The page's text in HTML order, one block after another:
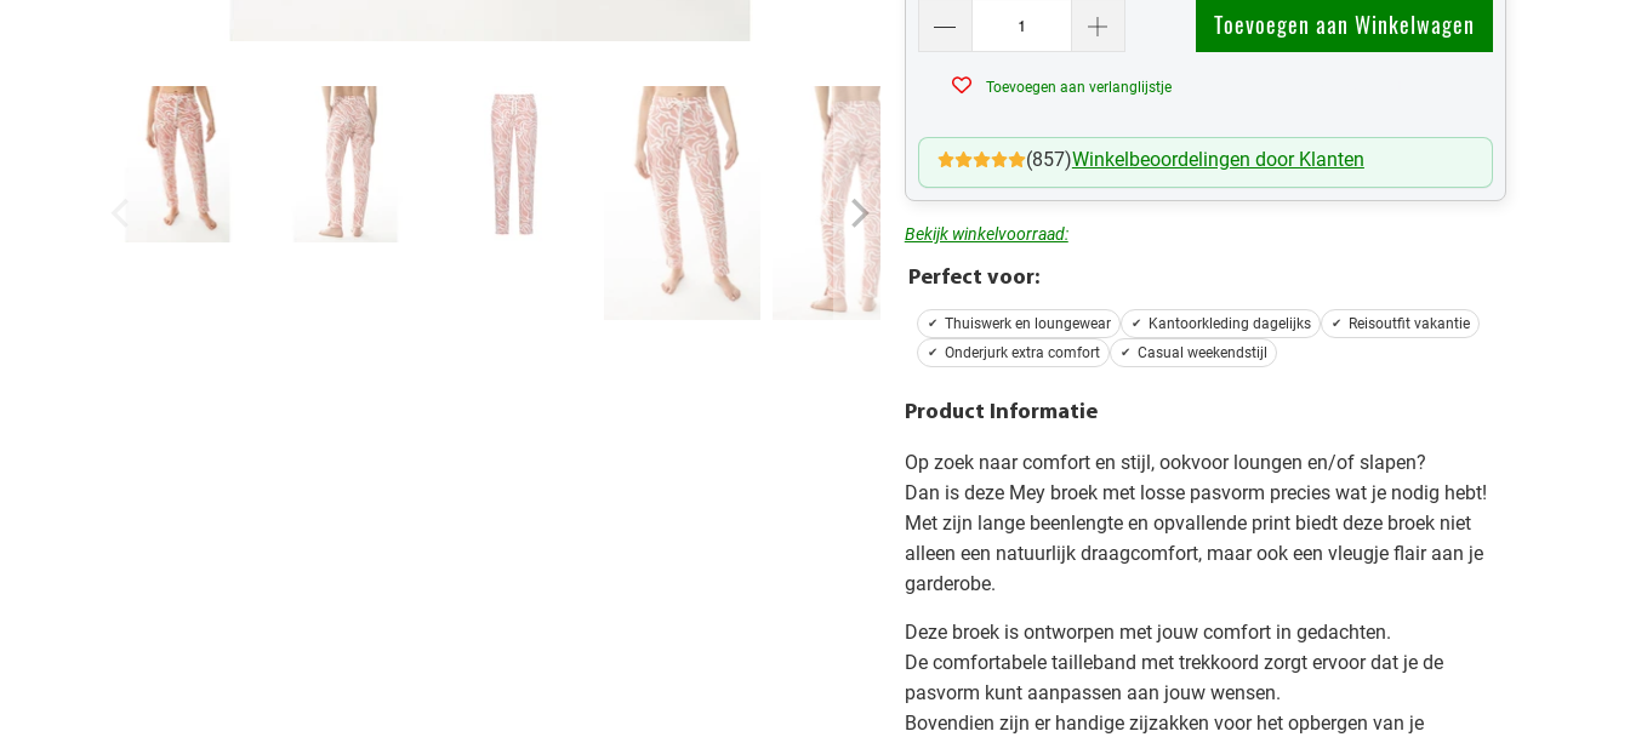
Toevoegen aan Winkelwagen
Toevoegen aan verlanglijstje
(857)Winkelbeoordelingen door Klanten
Bekijk winkelvoorraad:
Perfect voor:
Thuiswerk en loungewear Kantoorkleding dagelijks
Reisoutfit vakantie
Onderjurk extra comfort
Casual weekendstijl
Product Informatie
Op zoek naar comfort en stijl, ookvoor loungen en/of slapen?
Dan is deze Mey broek met losse pasvorm precies wat je nodig hebt!
Met zijn lange beenlengte en opvallende print biedt deze broek niet
alleen een natuurlijk draagcomfort, maar ook een vleugje flair aan je
garderobe.
Deze broek is ontworpen met jouw comfort in gedachten.
De comfortabele tailleband met trekkoord zorgt ervoor dat je de
pasvorm kunt aanpassen aan jouw wensen.
Bovendien zijn er handige zijzakken voor het opbergen van je